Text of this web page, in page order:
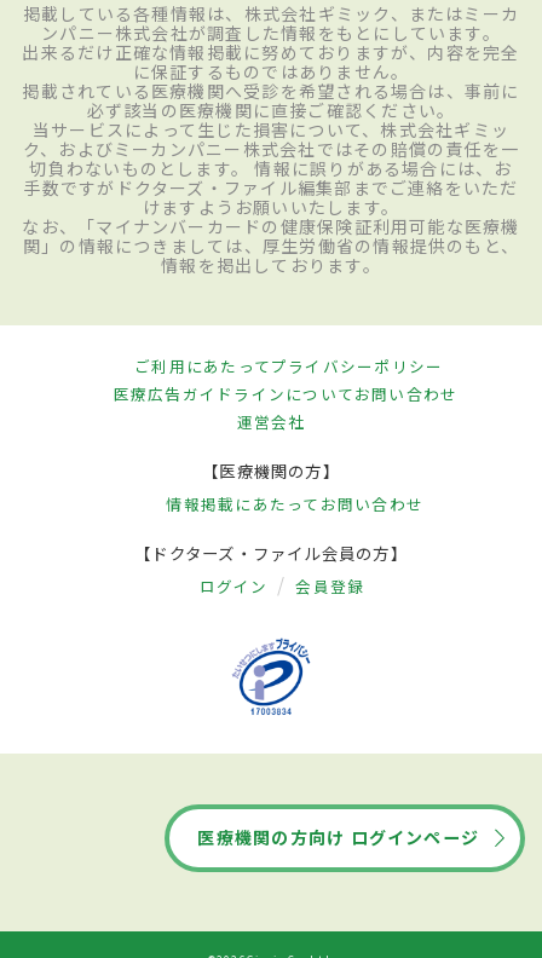
掲載している各種情報は、株式会社ギミック、またはミーカ
ンパニー株式会社が調査した情報をもとにしています。
出来るだけ正確な情報掲載に努めておりますが、内容を完全
に保証するものではありません。
掲載されている医療機関へ受診を希望される場合は、事前に
必ず該当の医療機関に直接ご確認ください。
当サービスによって生じた損害について、株式会社ギミッ
ク、およびミーカンパニー株式会社ではその賠償の責任を一
切負わないものとします。 情報に誤りがある場合には、お
手数ですがドクターズ・ファイル編集部までご連絡をいただ
けますようお願いいたします。
なお、「マイナンバーカードの健康保険証利用可能な医療機
関」の情報につきましては、厚生労働省の情報提供のもと、
情報を掲出しております。
ご利用にあたってプライバシーポリシー
医療広告ガイドラインについてお問い合わせ
運営会社
【医療機関の方】
情報掲載にあたって お問い合わせ
【ドクターズ・ファイル会員の方】
ログイン 会員登録
医療機関の方向け ログインページ